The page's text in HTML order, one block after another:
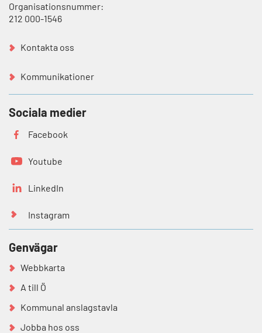
Organisationsnummer:
212 000-1546
Kontakta oss
Kommunikationer
Sociala medier
Facebook
Youtube
LinkedIn
Instagram
Genvägar
Webbkarta
A till Ö
Kommunal anslagstavla
Jobba hos oss